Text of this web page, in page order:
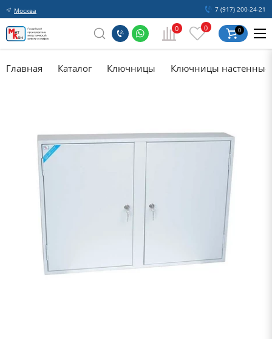
Москва 7 (917) 200-24-21
0 0 0
Главная Каталог Ключницы Ключницы настенные